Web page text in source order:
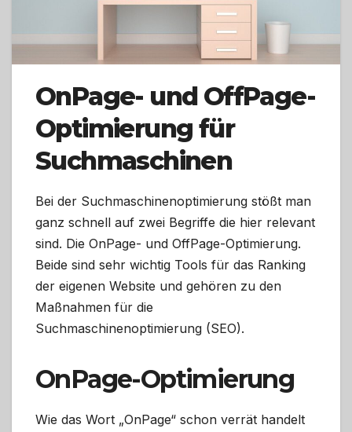
OnPage- und OffPage-
Optimierung für
Suchmaschinen
Bei der Suchmaschinenoptimierung stößt man
ganz schnell auf zwei Begriffe die hier relevant
sind. Die OnPage- und OffPage-Optimierung.
Beide sind sehr wichtig Tools für das Ranking
der eigenen Website und gehören zu den
Maßnahmen für die
Suchmaschinenoptimierung (SEO).
OnPage-Optimierung
Wie das Wort „OnPage“ schon verrät handelt